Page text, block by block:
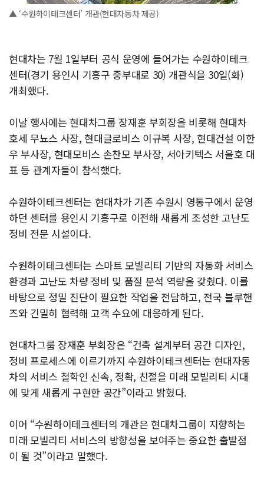
▲ ‘수원하이테크센터’ 개관(현대자동차 제공)
현대차는 7월 1일부터 공식 운영에 들어가는 수원하이테크
센터(경기 용인시 기흥구 중부대로 30) 개관식을 30일(화)
개최했다.
이날 행사에는 현대차그룹 장재훈 부회장을 비롯해 현대차
호세 무뇨스 사장, 현대글로비스 이규복 사장, 현대건설 이한
우 부사장, 현대모비스 손찬모 부사장, 서아키텍스 서을호 대
표 등 관계자들이 참석했다.
수원하이테크센터는 현대차가 기존 수원시 영통구에서 운영
하던 센터를 용인시 기흥구로 이전해 새롭게 조성한 고난도
정비 전문 시설이다.
수원하이테크센터는 스마트 모빌리티 기반의 자동화 서비스
환경과 고난도 차량 정비 및 품질 분석 역량을 갖췄다. 이를
바탕으로 정밀 진단이 필요한 작업을 전담하고, 전국 블루핸
즈와 긴밀히 협력해 고객 수요에 대응하게 된다.
현대차그룹 장재훈 부회장은 “건축 설계부터 공간 디자인,
정비 프로세스에 이르기까지 수원하이테크센터는 현대자동
차의 서비스 철학인 신속, 정확, 친절을 미래 모빌리티 시대
에 맞게 새롭게 구현한 공간”이라고 밝혔다.
이어 “수원하이테크센터의 개관은 현대차그룹이 지향하는
미래 모빌리티 서비스의 방향성을 보여주는 중요한 출발점
이 될 것”이라고 말했다.